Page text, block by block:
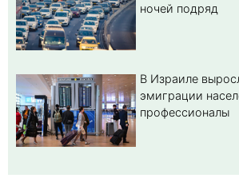
ночей подряд
В Израиле
эмиграции
профессионалы